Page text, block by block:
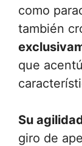
como
también
que
Su
giro de